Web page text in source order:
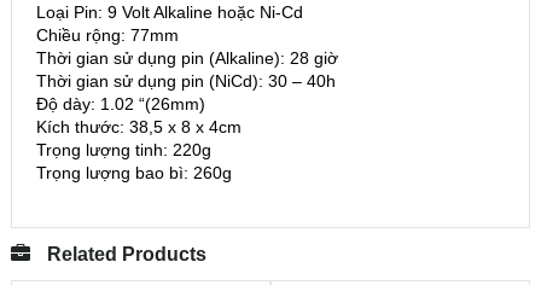
Loại Pin: 9 Volt Alkaline hoặc Ni-Cd
Chiều rộng: 77mm
Thời gian sử dụng pin (Alkaline): 28 giờ
Thời gian sử dụng pin (NiCd): 30 – 40h
Độ dày: 1.02 “(26mm)
Kích thước: 38,5 x 8 x 4cm
Trọng lượng tinh: 220g
Trọng lượng bao bì: 260g
Related Products